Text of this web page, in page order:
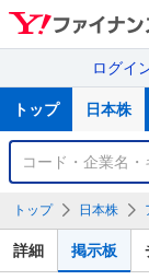
ログイ
サ
トップ 日本株
銘
検
索
トップ 日本株
詳細 掲示板